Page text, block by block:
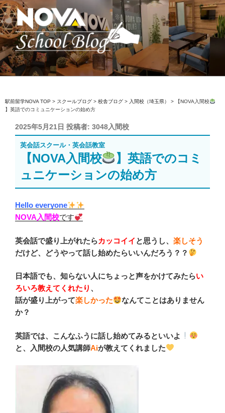
コ
ン
テ
ン
ツ
へ
ス
ッ
プ
駅前留学NOVA【公式】スクールブロ
英会話スクール・英会話教室
駅前留学NOVA TOP > スクールブログ > 校舎ブログ > 入間校（埼玉県） >
【NOVA入間校
】英語でのコミュニケーションの始め方
投
稿
日:
2025年5月21日 投稿者: 3048入間校
英会話スクール・英会話教室
【NOVA入間校
】英語でのコミ
ュニケーションの始め方
Hello everyone
NOVA入間校です
英会話で盛り上がれたらカッコイイ と思うし、 楽しそう
だけど、どうやって話し始めたらいいんだろう？？
日本語でも、知らない人にちょっと声をかけてみたらい
ろいろ教えてくれたり 、
話が盛り上がって楽しかった
なんてことはありません
か？
英語では、こんなふうに話し始めてみるといいよ
と、入間校の人気講師Aiが教えてくれました